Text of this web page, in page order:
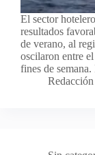
El sector
resultados
de verano, al
oscilaron entre
fines de
Redacción